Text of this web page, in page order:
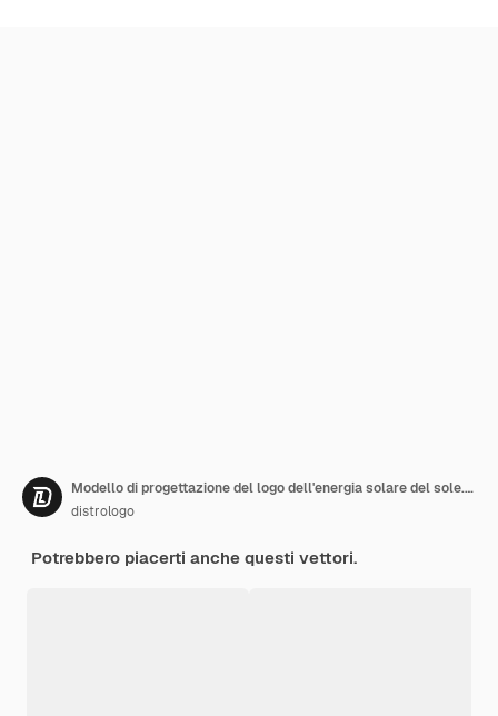
Modello di progettazione del logo dell'energia solare del sole. Simbolo del segno di tecnologia del pannello solare.
distrologo
Potrebbero piacerti anche questi vettori.